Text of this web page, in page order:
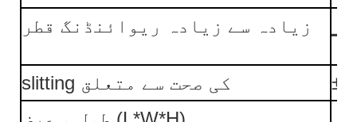
زیادہ سے زیادہ ریوائنڈنگ قطر
slitting کی صحت سے متعلق
±▁